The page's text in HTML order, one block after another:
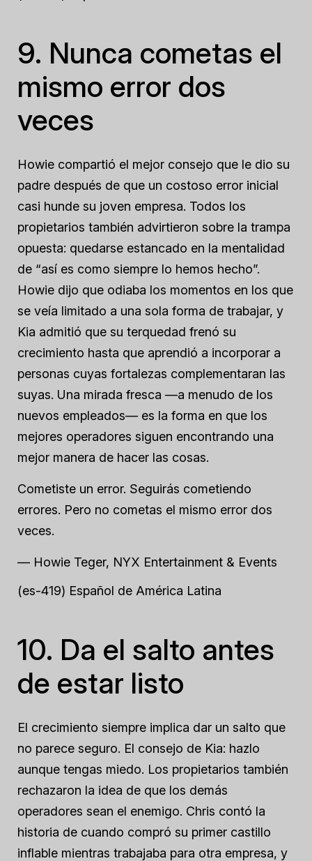
9. Nunca cometas el
mismo error dos
veces
Howie compartió el mejor consejo que le dio su
padre después de que un costoso error inicial
casi hunde su joven empresa. Todos los
propietarios también advirtieron sobre la trampa
opuesta: quedarse estancado en la mentalidad
de “así es como siempre lo hemos hecho”.
Howie dijo que odiaba los momentos en los que
se veía limitado a una sola forma de trabajar, y
Kia admitió que su terquedad frenó su
crecimiento hasta que aprendió a incorporar a
personas cuyas fortalezas complementaran las
suyas. Una mirada fresca —a menudo de los
nuevos empleados— es la forma en que los
mejores operadores siguen encontrando una
mejor manera de hacer las cosas.
Cometiste un error. Seguirás cometiendo
errores. Pero no cometas el mismo error dos
veces.
— Howie Teger, NYX Entertainment & Events
(es-419) Español de América Latina
10. Da el salto antes
de estar listo
El crecimiento siempre implica dar un salto que
no parece seguro. El consejo de Kia: hazlo
aunque tengas miedo. Los propietarios también
rechazaron la idea de que los demás
operadores sean el enemigo. Chris contó la
historia de cuando compró su primer castillo
inflable mientras trabajaba para otra empresa, y